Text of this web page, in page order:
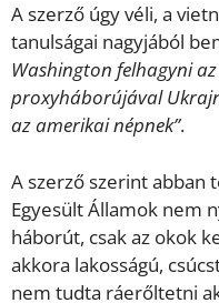
A szerző úgy véli, a
tanulságai nagyjából
Washington felhagyni
proxyháborújával
az amerikai népnek”.
A szerző szerint abban
Egyesült Államok nem
háborút, csak az okok
akkora lakosságú,
nem tudta ráerőltetni